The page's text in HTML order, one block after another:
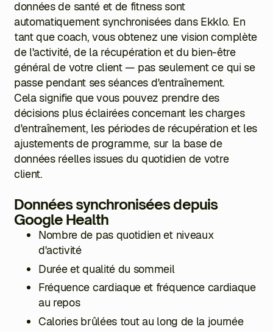
données de santé et de fitness sont
automatiquement synchronisées dans Ekklo. En
tant que coach, vous obtenez une vision complète
de l'activité, de la récupération et du bien-être
général de votre client — pas seulement ce qui se
passe pendant ses séances d'entraînement.
Cela signifie que vous pouvez prendre des
décisions plus éclairées concernant les charges
d'entraînement, les périodes de récupération et les
ajustements de programme, sur la base de
données réelles issues du quotidien de votre
client.
Données synchronisées depuis
Google Health
Nombre de pas quotidien et niveaux
d'activité
Durée et qualité du sommeil
Fréquence cardiaque et fréquence cardiaque
au repos
Calories brûlées tout au long de la journée